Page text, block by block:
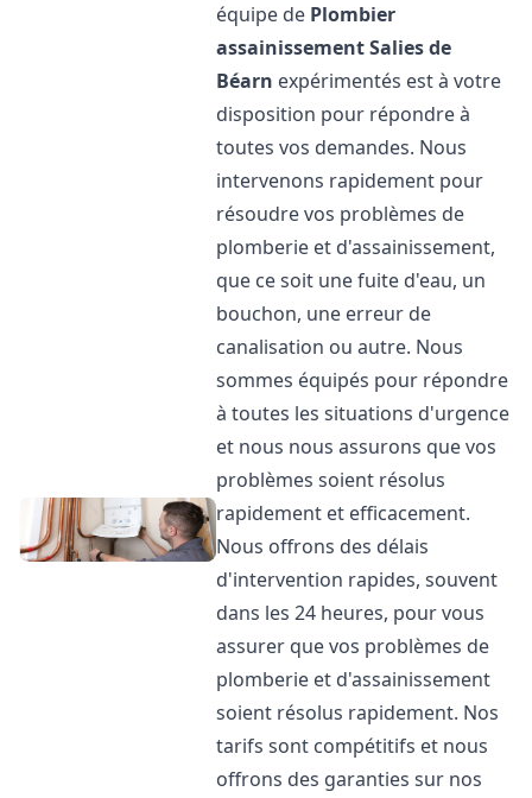
équipe de Plombier
assainissementSalies de
Béarn expérimentés est à votre
disposition pour répondre à
toutes vos demandes. Nous
intervenons rapidement pour
résoudre vos problèmes de
plomberie et d'assainissement,
que ce soit une fuite d'eau, un
bouchon, une erreur de
canalisation ou autre. Nous
sommes équipés pour répondre
à toutes les situations d'urgence
et nous nous assurons que vos
problèmes soient résolus
rapidement et efficacement.
Nous offrons des délais
d'intervention rapides, souvent
dans les 24 heures, pour vous
assurer que vos problèmes de
plomberie et d'assainissement
soient résolus rapidement. Nos
tarifs sont compétitifs et nous
offrons des garanties sur nos